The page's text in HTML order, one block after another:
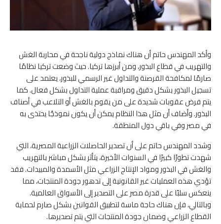
وأكد المهندس حاتم أن هناك نماذج دولية ناجحة في محاربة الغش
والتهريب في قطاع البذور، ومن أبرزها تركيا. حيث وضعت تركيا نظامًا
صارمًا لمكافحة القرصنة والتداول غير الرسمي للبذور، يعتمد على
تسجيل البذور بشكل دقيق ومراقبة عملية التداول بشكل فعال. كما
يتم فرض عقوبات شديدة على من يقوم بالغش أو التلاعب في أصناف
البذور. وأضاف أن مثل هذا النظام يمكن أن يكون نموذجًا يحتذى به
في مصر وفي باقي دول المنطقة.
وشدد المهندس حاتم على أن تصدير الحاصلات الزراعية المصرية، التي
شهدت تطورًا كبيرًا في السنوات الأخيرة، يتأثر بشكل مباشر بالتهريب
والغش في البذور ومواد الإنتاج الزراعي مثل الأسمدة والمبيدات. فقد
تؤدي هذه العمليات غير القانونية إلى تدهور جودة المنتجات، مما
ينعكس سلبًا على قدرة مصر على التصدير إلى الأسواق العالمية.
وبالتالي، فإن هناك حاجة ماسة لتطبيق القوانين بشكل صارم لحماية
القطاع الزراعي وضمان جودة المنتجات التي يتم تصديرها.